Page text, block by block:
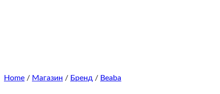
Home / Магазин / Бренд / Beaba